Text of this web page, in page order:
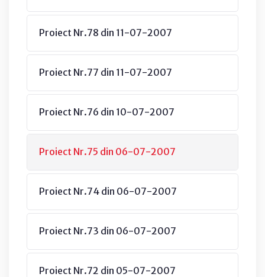
Proiect Nr.78 din 11-07-2007
Proiect Nr.77 din 11-07-2007
Proiect Nr.76 din 10-07-2007
Proiect Nr.75 din 06-07-2007
Proiect Nr.74 din 06-07-2007
Proiect Nr.73 din 06-07-2007
Proiect Nr.72 din 05-07-2007